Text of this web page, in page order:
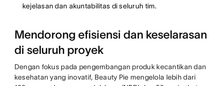
kejelasan dan akuntabilitas di seluruh tim.
Mendorong efisiensi dan keselarasan
di seluruh proyek
Dengan fokus pada pengembangan produk kecantikan dan
kesehatan yang inovatif, Beauty Pie mengelola lebih dari